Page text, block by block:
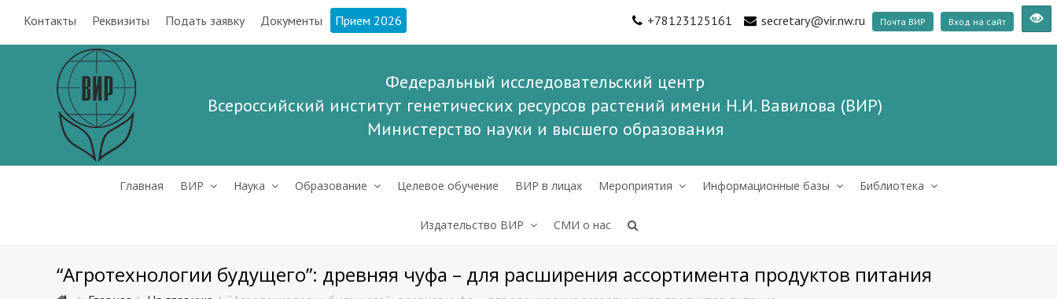
Контакты Реквизиты Подать заявку Документы Прием 2026 +78123125161 secretary@vir.nw.ru Почта ВИР Вход на сайт
Федеральный исследовательский центр
Всероссийский институт генетических ресурсов растений имени Н.И. Вавилова (ВИР)
Министерство науки и высшего образования
Главная ВИР Наука Образование Целевое обучение ВИР в лицах Мероприятия Информационные базы Библиотека
Издательство ВИР СМИ о нас
“Агротехнологии будущего”: древняя чуфа – для расширения ассортимента продуктов питания